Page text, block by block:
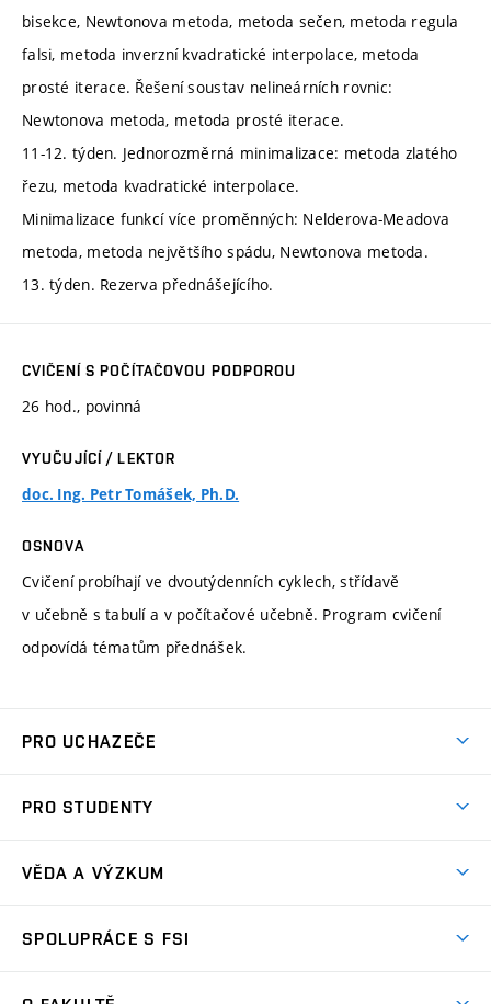
bisekce, Newtonova metoda, metoda sečen, metoda regula
falsi, metoda inverzní kvadratické interpolace, metoda
prosté iterace. Řešení soustav nelineárních rovnic:
Newtonova metoda, metoda prosté iterace.
11-12. týden. Jednorozměrná minimalizace: metoda zlatého
řezu, metoda kvadratické interpolace.
Minimalizace funkcí více proměnných: Nelderova-Meadova
metoda, metoda největšího spádu, Newtonova metoda.
13. týden. Rezerva přednášejícího.
CVIČENÍ S POČÍTAČOVOU PODPOROU
26 hod., povinná
VYUČUJÍCÍ / LEKTOR
doc. Ing. Petr Tomášek, Ph.D.
OSNOVA
Cvičení probíhají ve dvoutýdenních cyklech, střídavě
v učebně s tabulí a v počítačové učebně. Program cvičení
odpovídá tématům přednášek.
PRO UCHAZEČE
Ambasadoři studia
Zápisy
PRO STUDENTY
Studijní předpisy
VĚDA A VÝZKUM
Oblasti výzkumu
SPOLUPRÁCE S FSI